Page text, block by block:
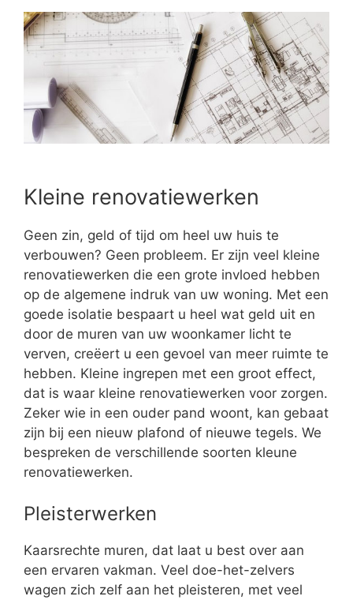
Kleine renovatiewerken
Geen zin, geld of tijd om heel uw huis te
verbouwen? Geen probleem. Er zijn veel kleine
renovatiewerken die een grote invloed hebben
op de algemene indruk van uw woning. Met een
goede isolatie bespaart u heel wat geld uit en
door de muren van uw woonkamer licht te
verven, creëert u een gevoel van meer ruimte te
hebben. Kleine ingrepen met een groot effect,
dat is waar kleine renovatiewerken voor zorgen.
Zeker wie in een ouder pand woont, kan gebaat
zijn bij een nieuw plafond of nieuwe tegels. We
bespreken de verschillende soorten kleune
renovatiewerken.
Pleisterwerken
Kaarsrechte muren, dat laat u best over aan
een ervaren vakman. Veel doe-het-zelvers
wagen zich zelf aan het pleisteren, met veel